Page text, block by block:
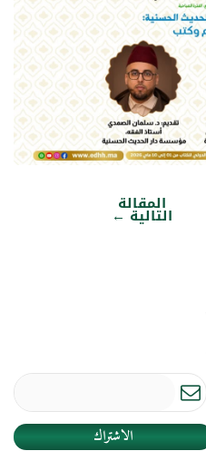
المقالة
التالية←
الاشتراك